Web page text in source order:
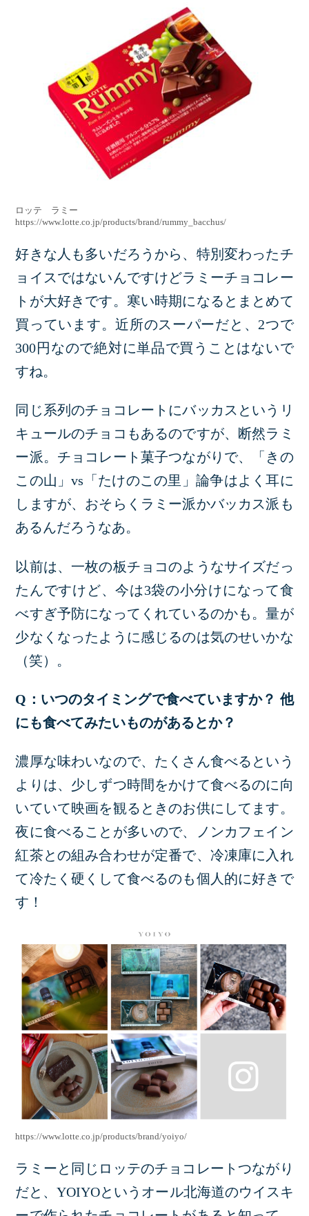
ロッテ ラミー
https://www.lotte.co.jp/products/brand/rummy_bacchus/
好きな人も多いだろうから、特別変わったチ
ョイスではないんですけどラミーチョコレー
トが大好きです。寒い時期になるとまとめて
買っています。近所のスーパーだと、2つで
300円なので絶対に単品で買うことはないで
すね。
同じ系列のチョコレートにバッカスというリ
キュールのチョコもあるのですが、断然ラミ
ー派。チョコレート菓子つながりで、「きの
この山」vs「たけのこの里」論争はよく耳に
しますが、おそらくラミー派かバッカス派も
あるんだろうなあ。
以前は、一枚の板チョコのようなサイズだっ
たんですけど、今は3袋の小分けになって食
べすぎ予防になってくれているのかも。量が
少なくなったように感じるのは気のせいかな
（笑）。
Q：いつのタイミングで食べていますか？ 他
にも食べてみたいものがあるとか？
濃厚な味わいなので、たくさん食べるという
よりは、少しずつ時間をかけて食べるのに向
いていて映画を観るときのお供にしてます。
夜に食べることが多いので、ノンカフェイン
紅茶との組み合わせが定番で、冷凍庫に入れ
て冷たく硬くして食べるのも個人的に好きで
す！
https://www.lotte.co.jp/products/brand/yoiyo/
ラミーと同じロッテのチョコレートつながり
だと、YOIYOというオール北海道のウイスキ